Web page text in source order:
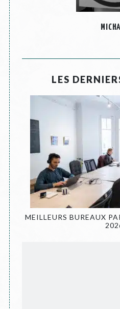
LES
MEILLEURS BUREAUX